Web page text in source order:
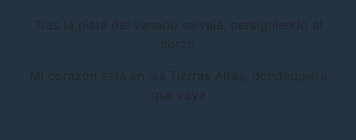
Tras la pista del venado salvaje, persiguiendo al
corzo
Mi corazón está en las Tierras Altas, dondequiera
que vaya